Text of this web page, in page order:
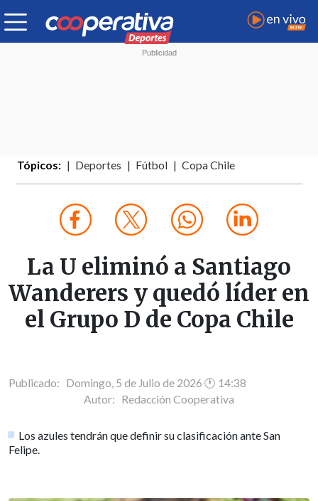
Tópicos: Deportes Fútbol Copa Chile
La U eliminó a Santiago
Wanderers y quedó líder en
el Grupo D de Copa Chile
Publicado: Domingo, 5 de Julio de 2026 🕐 14:38
Autor: Redacción Cooperativa
Los azules tendrán que definir su clasificación ante San
Felipe.